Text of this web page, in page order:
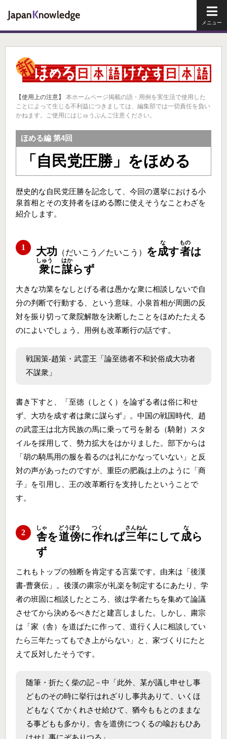
【使用上の注意】
本ホームページ掲載の語・用例を実生活で使用した
ことによって生じる不利益につきましては、編集部では一切責任を負い
かねます。ご使用にはじゅうぶんご注意ください。
ほめる編 第4回
「自民党圧勝」をほめる
歴史的な自民党圧勝を記念して、今回の選挙における小
泉首相とその支持者をほめる際に使えそうなことわざを
紹介します。
1 大功 （だいこう／たいこう） を成
な
す者
もの
は
衆
しゅう
に謀
はか
らず
大きな功業をなしとげる者は愚かな衆に相談しないで自
分の判断で行動する、という意味。小泉首相が周囲の反
対を振り切って衆院解散を決断したことをほめたたえる
のによいでしょう。用例も改革断行の話です。
戦国策‐趙策・武霊王「論至徳者不和於俗成大功者
不謀衆」
書き下すと、「至徳（しとく）を論ずる者は俗に和せ
ず、大功を成す者は衆に謀らず」。中国の戦国時代、趙
の武霊王は北方民族の馬に乗って弓を射る（騎射）スタ
イルを採用して、勢力拡大をはかりました。部下からは
「胡の騎馬用の服を着るのは礼にかなっていない」と反
対の声があったのですが、重臣の肥義は上のように「商
子」を引用し、王の改革断行を支持したということで
す。
2 舎
しゃ
を道傍
どうぼう
に作
つく
れば三年
さんねん
にして成
な
ら
ず
これもトップの独断を肯定する言葉です。由来は「後漢
書‐曹褒伝」。後漢の粛宗が礼楽を制定するにあたり、学
者の班固に相談したところ、彼は学者たちを集めて論議
させてから決めるべきだと建言しました。しかし、粛宗
は「家（舎）を道ばたに作って、道行く人に相談してい
たら三年たってもでき上がらない」と、家づくりにたと
えて反対したそうです。
随筆・折たく柴の記－中「此外、某が議し申せし事
どものその時に挙行はれざりし事共ありて、いくほ
どもなくてかくれさせ給ひて、猶今ももとのままな
る事どもも多かり。舎を道傍につくるの喩おもひあ